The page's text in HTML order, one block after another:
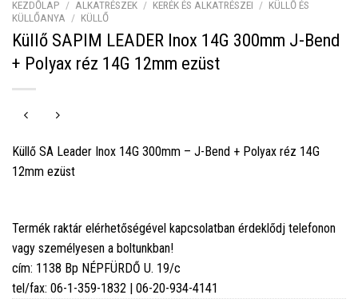
KEZDŐLAP / ALKATRÉSZEK / KERÉK ÉS ALKATRÉSZEI / KÜLLŐ ÉS
KÜLLŐANYA / KÜLLŐ
Küllő SAPIM LEADER Inox 14G 300mm J-Bend
+ Polyax réz 14G 12mm ezüst
Küllő SA Leader Inox 14G 300mm – J-Bend + Polyax réz 14G
12mm ezüst
Termék raktár elérhetőségével kapcsolatban érdeklődj telefonon
vagy személyesen a boltunkban!
cím: 1138 Bp NÉPFÜRDŐ U. 19/c
tel/fax: 06-1-359-1832 | 06-20-934-4141